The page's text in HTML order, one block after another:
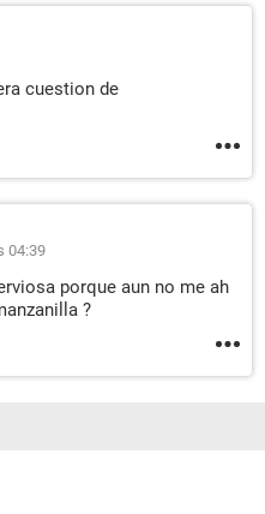
cuestion de
04:39
porque aun no me ah
?